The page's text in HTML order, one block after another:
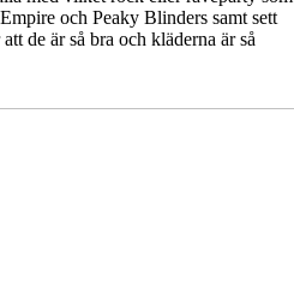
och Peaky Blinders samt sett
de är så bra och kläderna är så